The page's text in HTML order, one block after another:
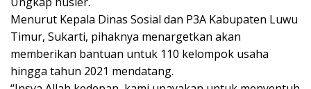
Menurut Kepala Dinas Sosial dan P3A Kabupaten Luwu
Timur, Sukarti, pihaknya menargetkan akan
memberikan bantuan untuk 110 kelompok usaha
hingga tahun 2021 mendatang.